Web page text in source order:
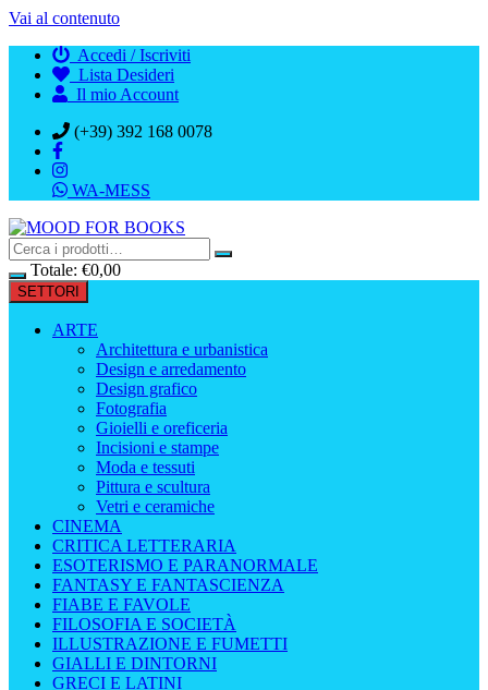
Vai al contenuto
Accedi / Iscriviti
Lista Desideri
Il mio Account
(+39) 392 168 0078
WA-MESS
Totale: €0,00
SETTORI
ARTE
Architettura e urbanistica
Design e arredamento
Design grafico
Fotografia
Gioielli e oreficeria
Incisioni e stampe
Moda e tessuti
Pittura e scultura
Vetri e ceramiche
CINEMA
CRITICA LETTERARIA
ESOTERISMO E PARANORMALE
FANTASY E FANTASCIENZA
FIABE E FAVOLE
FILOSOFIA E SOCIETÀ
ILLUSTRAZIONE E FUMETTI
GIALLI E DINTORNI
GRECI E LATINI